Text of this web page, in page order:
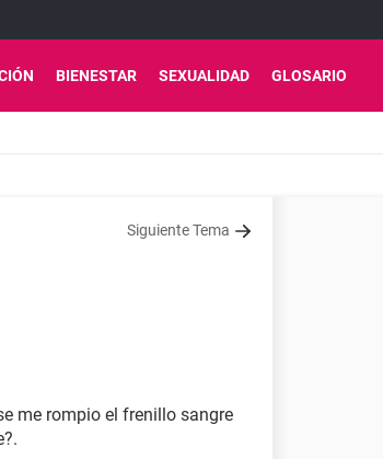
BIENESTAR SEXUALIDAD GLOSARIO
Siguiente Tema
me rompio el frenillo sangre